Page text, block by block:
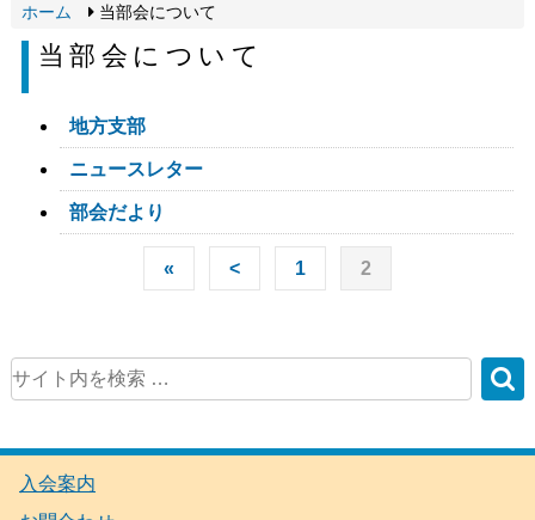
ホーム 当部会について
当部会について
地方支部
ニュースレター
部会だより
« < 1 2
入会案内